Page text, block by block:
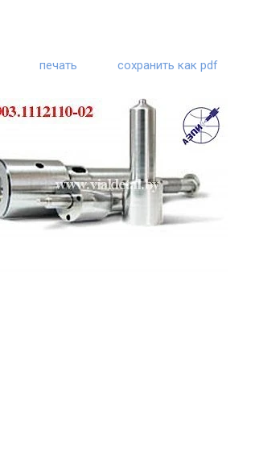
печать сохранить как pdf